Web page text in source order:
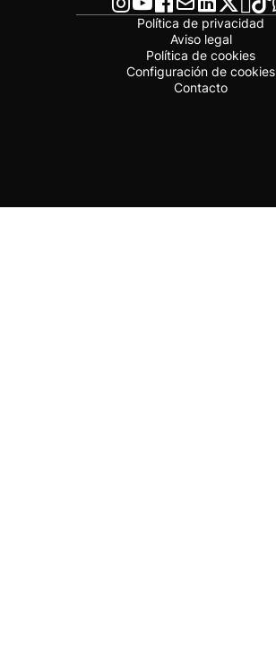
Política de privacidad
Aviso legal
Política de cookies
Configuración de cookies
Contacto